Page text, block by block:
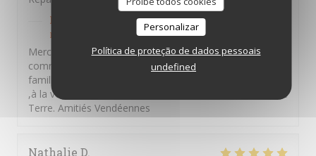
Personalizar
Política de proteção de dados pessoais
undefined
PTITS VENTRES DE TERREhas responded to the
review
Merci Béatrice d'avoir pris le temps de laisser un
commentaire ,nous souhaitons vous retrouver en
famille entre amis et partager des moments d'émotions
,à la vendéennes . A bientôt au sein des P'tits Ventres De
Terre. Amitiés Vendéennes
Nathalie D